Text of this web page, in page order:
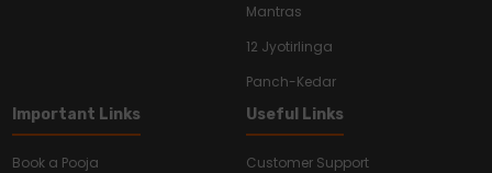
Mantras
12 Jyotirlinga
Panch-Kedar
Important Links
Book a Pooja
Useful Links
Customer Support